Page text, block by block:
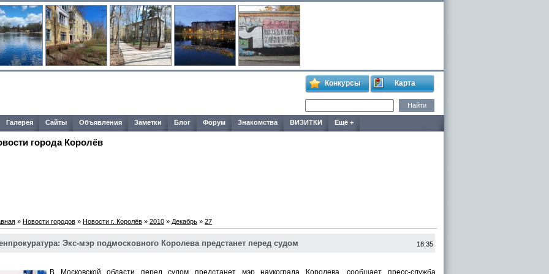
Конкурсы Карта
Галерея Сайты Объявления Заметки Блог Форум Знакомства ВИЗИТКИ Ещё +
города Королёв
» Новости городов » Новости г. Королёв » 2010 » Декабрь » 27
Экс-мэр подмосковного Королева предстанет перед судом 18:35
В Московской области перед судом предстанет мэрнаукограда Королева, сообщает пресс-служба